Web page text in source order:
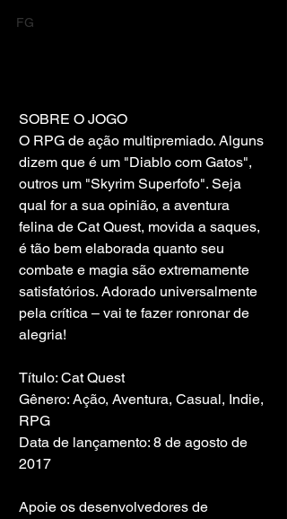
FG
SOBRE O JOGO
O RPG de ação multipremiado. Alguns
dizem que é um "Diablo com Gatos",
outros um "Skyrim Superfofo". Seja
qual for a sua opinião, a aventura
felina de Cat Quest, movida a saques,
é tão bem elaborada quanto seu
combate e magia são extremamente
satisfatórios. Adorado universalmente
pela crítica – vai te fazer ronronar de
alegria!
Título: Cat Quest
Gênero: Ação, Aventura, Casual, Indie,
RPG
Data de lançamento: 8 de agosto de
2017
Apoie os desenvolvedores de